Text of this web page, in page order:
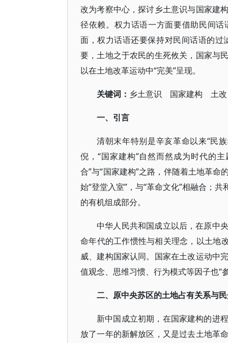
改为考察中心，探讨乡土意识与国家建
径依赖。权力话语一方面要借助民间
面，权力话语还要保持对民间话语的
要，土地之于农民的生死攸关，国家与
以在土地改革运动中“完美”呈现。
关键词： 乡土意识 国家建构 土
一、引言
清朝末年特别是辛亥革命以来“民
倪，“国家建构”自然而然成为时代的
合”与“国家建构”之路，伴随着土地革
始“登堂入室”，与“革命文化”相融合；
的有机组成部分。
中华人民共和国成立以后，在原中
命年代的工作惯性与相关理念，以土地
威、建构国家认同。国家在土改运动中
值观念、思维习惯、行为模式等因子也“
二、原中央苏区的土地占有关系与
新中国成立初期，在国家建构的进
放了一年的新解放区，又是过去土地革